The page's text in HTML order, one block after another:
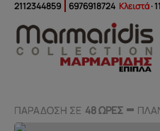
2112344859 6976918724 Κλειστά·
ΠΑΡΑΔΟΣΗ ΣΕ 48 ΩΡΕΣ
ΠΑΡΑΔΟΣΗ ΣΕ 48 ΩΡΕΣ